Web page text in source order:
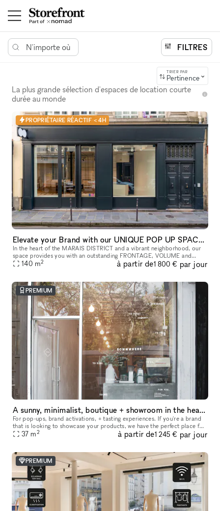
N'importe où FILTRES
TRIER PAR
Pertinence
La plus grande sélection d'espaces de location courte
durée au monde
PROPRIÉTAIRE RÉACTIF < 4H
Elevate your Brand with our UNIQUE POP UP SPACE in PARIS Marais
In the heart of the MARAIS DISTRICT and a vibrant neighborhood, our
space provides you with an outstanding FRONTAGE, VOLUME and
ARCHITECTURE. The location is very interesting as it is on a real sho
140 m2 à partir de1 800 € par jour
PREMIUM
A sunny, minimalist, boutique + showroom in the heart of the Lower East Side, Manhattan
For pop-ups, brand activations, + tasting experiences. If you're a brand
that is looking to showcase your products, we have the perfect place for
you. Our sustainably designed 'pop up space' is ide
37 m2 à partir de1 245 € par jour
PREMIUM